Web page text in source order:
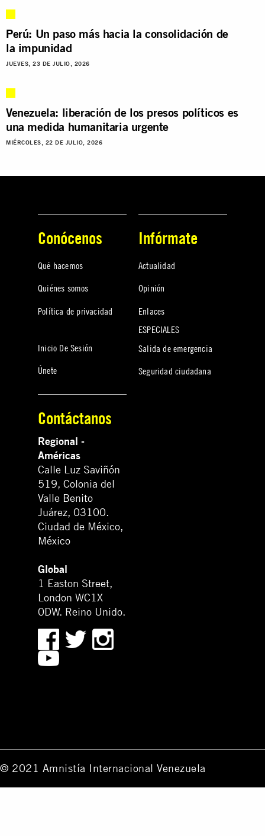
Perú: Un paso más hacia la consolidación de
la impunidad
JUEVES, 23 DE JULIO, 2026
Venezuela: liberación de los presos políticos es
una medida humanitaria urgente
MIÉRCOLES, 22 DE JULIO, 2026
Conócenos
Qué hacemos
Quiénes somos
Política de privacidad
Inicio De Sesión
Únete
Infórmate
Actualidad
Opinión
Enlaces
ESPECIALES
Salida de emergencia
Seguridad ciudadana
Contáctanos
Regional -
Américas
Calle Luz Saviñón
519, Colonia del
Valle Benito
Juárez, 03100.
Ciudad de México,
México
Global
1 Easton Street,
London WC1X
0DW. Reino Unido.
© 2021 Amnistía Internacional Venezuela